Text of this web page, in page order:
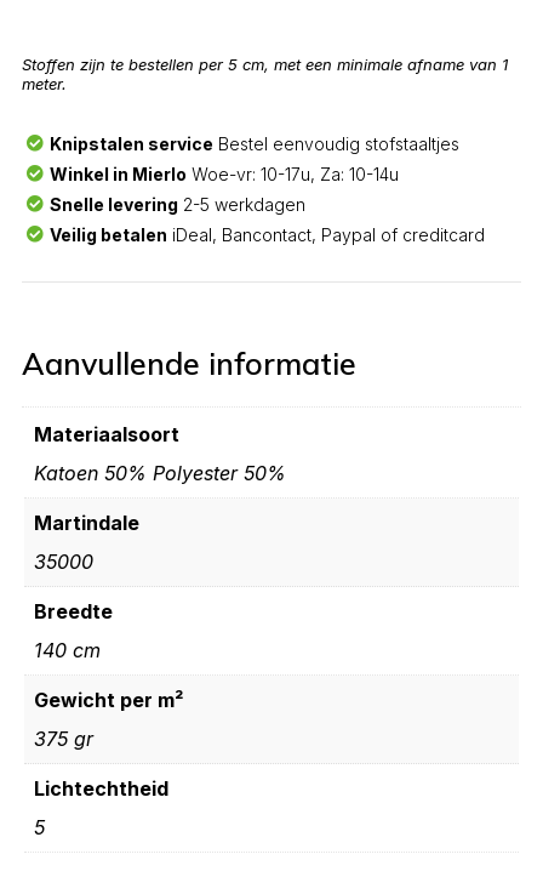
Stoffen zijn te bestellen per 5 cm, met een minimale afname van 1
meter.
Knipstalen service Bestel eenvoudig stofstaaltjes
Winkel in Mierlo Woe-vr: 10-17u, Za: 10-14u
Snelle levering 2-5 werkdagen
Veilig betalen iDeal, Bancontact, Paypal of creditcard
Aanvullende informatie
Materiaalsoort
Katoen 50% Polyester 50%
Martindale
35000
Breedte
140 cm
Gewicht per m²
375 gr
Lichtechtheid
5